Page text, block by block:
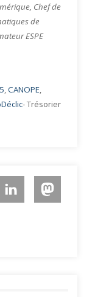
Chef de
de
ESPE
,CANOPE,
- Trésorier